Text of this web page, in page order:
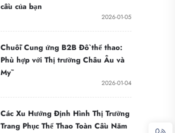
cầu của bạn
2026-01-05
Chuỗi Cung ứng B2B Đồ thể thao:
Phù hợp với Thị trường Châu Âu và
Mỹ
2026-01-04
Các Xu Hướng Định Hình Thị Trường
Trang Phục Thể Thao Toàn Cầu Năm